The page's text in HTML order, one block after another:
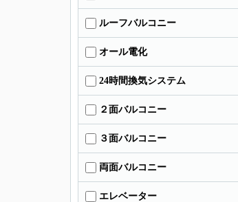
ルーフバルコニー
オール電化
24時間換気システム
２面バルコニー
３面バルコニー
両面バルコニー
エレベーター